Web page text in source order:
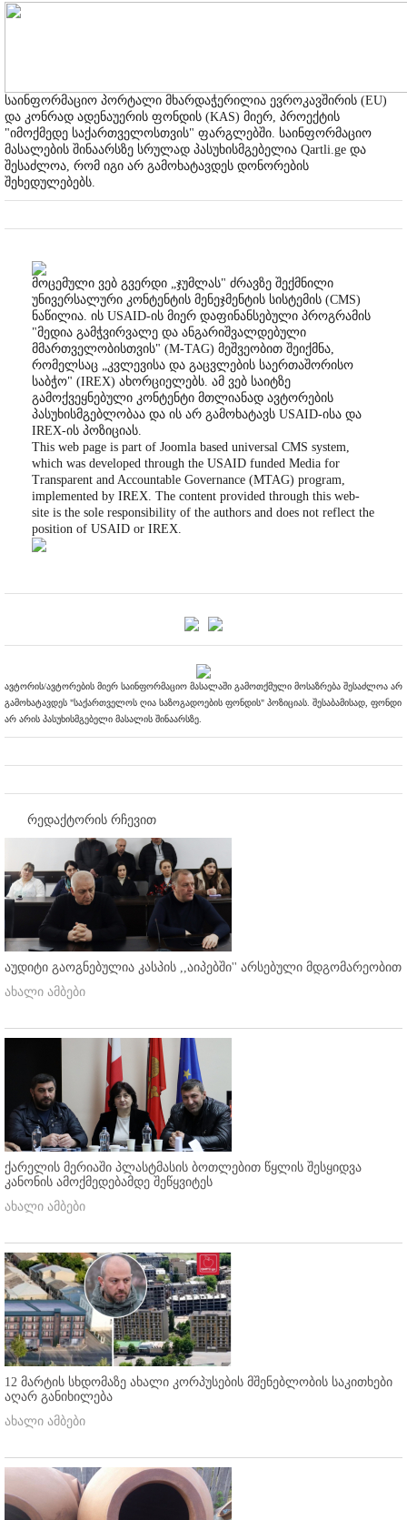
საინფორმაციო პორტალი მხარდაჭერილია ევროკავშირის (EU)
და კონრად ადენაუერის ფონდის (KAS) მიერ, პროექტის
"იმოქმედე საქართველოსთვის" ფარგლებში. საინფორმაციო
მასალების შინაარსზე სრულად პასუხისმგებელია Qartli.ge და
შესაძლოა, რომ იგი არ გამოხატავდეს დონორების
შეხედულებებს.
მოცემული ვებ გვერდი „ჯუმლას" ძრავზე შექმნილი
უნივერსალური კონტენტის მენეჯმენტის სისტემის (CMS)
ნაწილია. ის USAID-ის მიერ დაფინანსებული პროგრამის
"მედია გამჭვირვალე და ანგარიშვალდებული
მმართველობისთვის" (M-TAG) მეშვეობით შეიქმნა,
რომელსაც „კვლევისა და გაცვლების საერთაშორისო
საბჭო" (IREX) ახორციელებს. ამ ვებ საიტზე
გამოქვეყნებული კონტენტი მთლიანად ავტორების
პასუხისმგებლობაა და ის არ გამოხატავს USAID-ისა და
IREX-ის პოზიციას.
This web page is part of Joomla based universal CMS system,
which was developed through the USAID funded Media for
Transparent and Accountable Governance (MTAG) program,
implemented by IREX. The content provided through this web-
site is the sole responsibility of the authors and does not reflect the
position of USAID or IREX.
ავტორის/ავტორების მიერ საინფორმაციო მასალაში გამოთქმული მოსაზრება შესაძლოა არ
გამოხატავდეს "საქართველოს ღია საზოგადოების ფონდის" პოზიციას. შესაბამისად, ფონდი
არ არის პასუხისმგებელი მასალის შინაარსზე.
რედაქტორის რჩევით
აუდიტი გაოგნებულია კასპის ,,აიპებში'' არსებული მდგომარეობით
ახალი ამბები
ქარელის მერიაში პლასტმასის ბოთლებით წყლის შესყიდვა
კანონის ამოქმედებამდე შეწყვიტეს
ახალი ამბები
12 მარტის სხდომაზე ახალი კორპუსების მშენებლობის საკითხები
აღარ განიხილება
ახალი ამბები